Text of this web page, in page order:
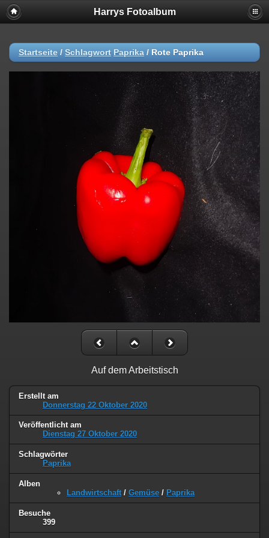
Harrys Fotoalbum
Startseite / Schlagwort Paprika / Rote Paprika
Auf dem Arbeitstisch
Erstellt am
Donnerstag 22 Oktober 2020
Veröffentlicht am
Dienstag 27 Oktober 2020
Schlagwörter
Paprika
Alben
Landwirtschaft / Gemüse / Paprika
Besuche
399